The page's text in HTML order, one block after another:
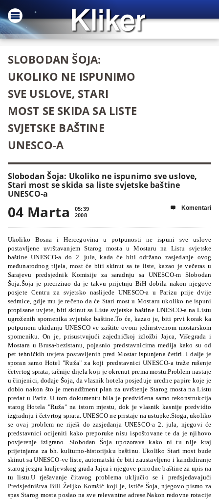
SLOBODAN ŠOJA:
UKOLIKO NE ISPUNIMO
SVE USLOVE, STARI
MOST SE SKIDA SA LISTE
SVJETSKE BAŠTINE
UNESCO-A
Slobodan Šoja: Ukoliko ne ispunimo sve uslove,
Stari most se skida sa liste svjetske baštine
UNESCO-a
04 Marta
05:39
2008
 Komentari
Ukoliko Bosna i Hercegovina u potpunosti ne ispuni sve uslove
postavljene uvrštavanjem Starog mosta u Mostaru na Listu svjetske
baštine UNESCO-a do 2. jula, kada će biti održano zasjedanje ovog
međunarodnog tijela, most će biti skinut sa te liste, kazao je večeras u
Sarajevu predsjednik Komisije za saradnju sa UNESCO-m Slobodan
Šoja.Šoja je precizirao da je takvu prijetnju BiH dobila nakon njegove
posjete Centru za svjetsko naslijeđe UNESCO-a u Parizu prije dvije
sedmice, gdje mu je rečeno da će Stari most u Mostaru ukoliko ne ispuni
propisane uvjete, biti skinut sa Liste svjetske baštine UNESCO-a na Listu
ugroženih spomenika svjetske baštine.To će, kazao je, biti prvi korak ka
potpunom ukidanju UNESCO-ve zaštite ovom jedinstvenom mostarskom
spomeniku. On je, prisustvujući zajedničkoj izložbi Jajca, Višegrada i
Mostara u Brusa-bezistanu, pojasnio predstavnicima medija kako su od
pet tehničkih uvjeta postavljenih pred Mostar ispunjena četiri. I dalje je
sporan samo Hotel "Ruža" za koji predstavnici UNESCO-a traže rušenje
četvrtog sprata, tačnije dijela koji je okrenut prema mostu.Problem nastaje
u činjenici, dodaje Šoja, da vlasnik hotela posjeduje uredne papire koje je
dobio nakon što je menadžment plan za uvrštenje Starog mosta na Listu
predat u Pariz. U tom dokumentu bila je predviđena samo rekonstrukcija
starog Hotela "Ruža" na istom mjestu, dok je vlasnik kasnije predvidio
izgradnju i četvrtog sprata. UNESCO ne pristaje na ustupke.Stoga, ukoliko
se ovaj problem ne riješi do zasjedanja UNESCO-a 2. jula, njegovi će
predstavnici ocijeniti kako preporuke nisu ispoštovane te da je njihovo
povjerenje izigrano. Slobodan Šoja upozorava kako ni tu nije kraj
prijetnjama za bh. kulturno-historijsku baštinu. Ukoliko Stari most bude
skinut sa UNESCO-ve liste, automatski će biti zaustavljeno i kandidiranje
starog jezgra kraljevskog grada Jajca i njegove prirodne baštine za upis na
tu listu.U rješavanje čitavog problema uključio se i predsjedavajući
Predsjedništva BiH Željko Komšić koji je, ističe Šoja, njegovo pismo za
spas Starog mosta poslao na sve relevantne adrese.Nakon redovne rotacije